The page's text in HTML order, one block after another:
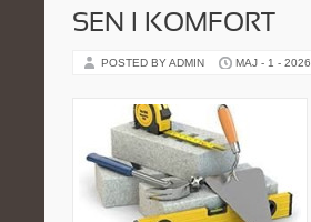
SEN I KOMFORT
POSTED BY ADMIN MAJ - 1 - 2026